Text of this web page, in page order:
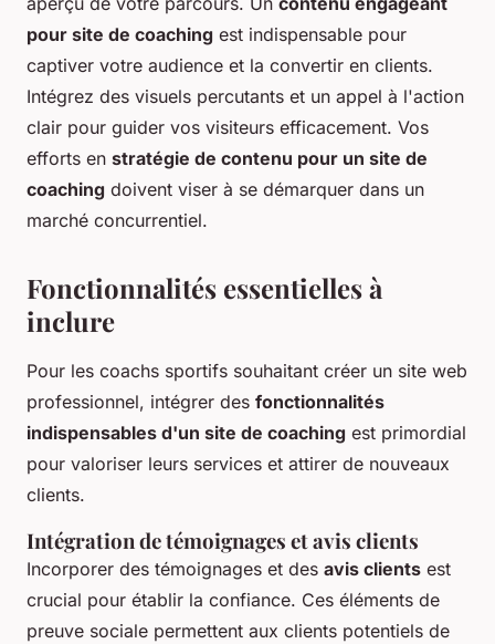
pour site de coaching est indispensable pour
captiver votre audience et la convertir en clients.
Intégrez des visuels percutants et un appel à l'action
clair pour guider vos visiteurs efficacement. Vos
efforts en stratégie de contenu pour un site de
coaching doivent viser à se démarquer dans un
marché concurrentiel.
Fonctionnalités essentielles à
inclure
Pour les coachs sportifs souhaitant créer un site web
professionnel, intégrer des fonctionnalités
indispensables d'un site de coaching est primordial
pour valoriser leurs services et attirer de nouveaux
clients.
Intégration de témoignages et avis clients
Incorporer des témoignages et des avis clients est
crucial pour établir la confiance. Ces éléments de
preuve sociale permettent aux clients potentiels de